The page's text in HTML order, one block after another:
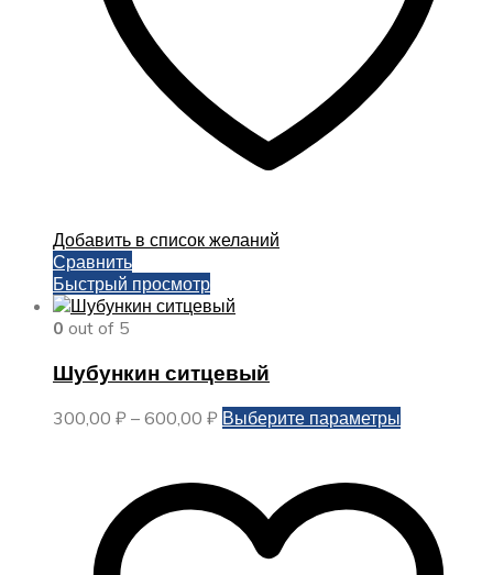
Добавить в список желаний
Сравнить
Быстрый просмотр
0 out of 5
Шубункин ситцевый
300,00 ₽ – 600,00 ₽ Диапазон
–
600,00 ₽
Выберите параметры
вариаций.
Опции
можно
выбрать